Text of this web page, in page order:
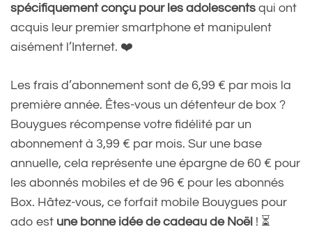
spécifiquement conçu pour les adolescents qui ont
acquis leur premier smartphone et manipulent
aisément l’Internet. ❤️
Les frais d’abonnement sont de 6,99 € par mois la
première année. Êtes-vous un détenteur de box ?
Bouygues récompense votre fidélité par un
abonnement à 3,99 € par mois. Sur une base
annuelle, cela représente une épargne de 60 € pour
les abonnés mobiles et de 96 € pour les abonnés
Box. Hâtez-vous, ce forfait mobile Bouygues pour
ado est une bonne idée de cadeau de Noël ! ⏳